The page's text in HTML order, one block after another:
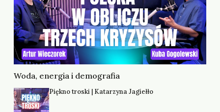
Woda, energia i demografia
Piękno troski | Katarzyna Jagiełło